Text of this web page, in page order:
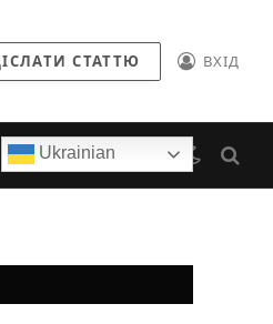
СТАТТЮ ВХІД
Ukrainian